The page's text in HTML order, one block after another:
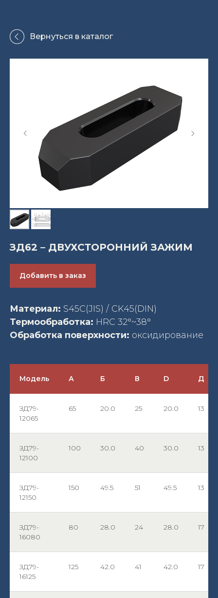
Вернуться в каталог
ЗД62 – ДВУХСТОРОННИЙ ЗАЖИМ
Добавить в заказ
Материал: S45C(JIS) / CK45(DIN)
Термообработка: HRC 32°~38°
Обработка поверхности: оксидирование
Модель А Б В D Д
ЗД79-
12065
65 20.0 25 20.0 13
ЗД79-
12100
100 30.0 40 30.0 13
ЗД79-
12150
150 49.5 51 49.5 13
ЗД79-
16080
80 28.0 24 28.0 17
ЗД79-
16125
125 42.0 41 42.0 17